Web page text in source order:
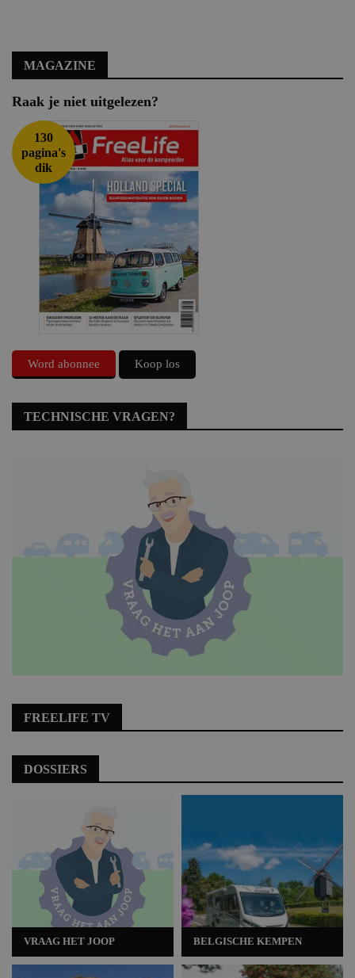
MAGAZINE
Raak je niet uitgelezen?
130
pagina's
dik
Word abonnee Koop los
TECHNISCHE VRAGEN?
FREELIFE TV
DOSSIERS
VRAAG HET JOOP BELGISCHE KEMPEN